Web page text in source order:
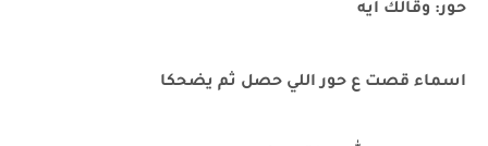
حور: وقالك ايه
اسماء قصت ع حور اللي حصل ثم يضحكا